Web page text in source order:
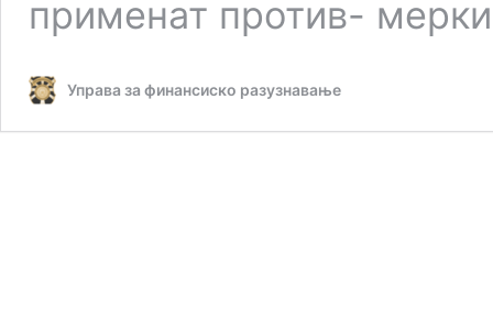
применат против-
Управа за финансиско разузнавање